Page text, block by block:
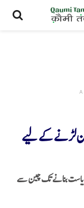
پر الیکشن لڑنے کے لیے
ریاست بنانے تک چین سے